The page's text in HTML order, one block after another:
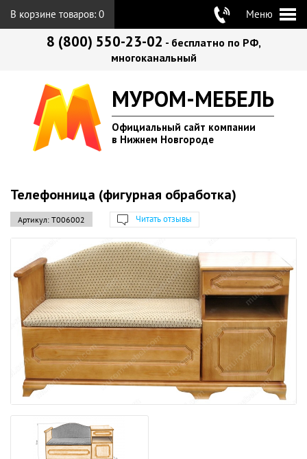
В корзине товаров: 0 Меню
8 (800) 550-23-02 - бесплатно по РФ,
многоканальный
МУРОМ-МЕБЕЛЬ
Официальный сайт компании
в Нижнем Новгороде
Телефонница (фигурная обработка)
Артикул: Т006002 Читать отзывы